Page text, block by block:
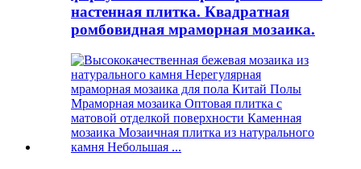
настенная плитка. Квадратная
ромбовидная мраморная мозаика.